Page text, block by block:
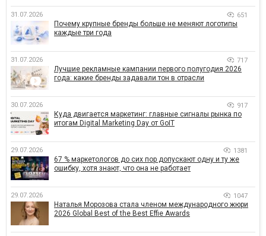
31.07.2026 651
Почему крупные бренды больше не меняют логотипы
каждые три года
31.07.2026 717
Лучшие рекламные кампании первого полугодия 2026
года: какие бренды задавали тон в отрасли
30.07.2026 917
Куда двигается маркетинг: главные сигналы рынка по
итогам Digital Marketing Day от GoIT
29.07.2026 1381
67 % маркетологов до сих пор допускают одну и ту же
ошибку, хотя знают, что она не работает
29.07.2026 1047
Наталья Морозова стала членом международного жюри
2026 Global Best of the Best Effie Awards